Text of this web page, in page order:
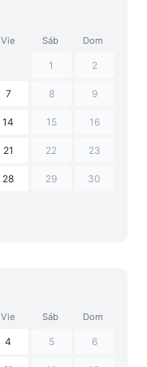
Vie Sáb Dom
1 2
7 8 9
14 15 16
21 22 23
28 29 30
Vie Sáb Dom
4 5 6